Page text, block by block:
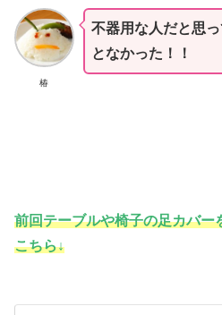
椿
不器用な人だと思
となかった！！
前回テーブルや椅子の足カバー
こちら↓